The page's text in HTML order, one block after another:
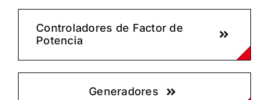
Controladores de Factor de
Potencia
Generadores